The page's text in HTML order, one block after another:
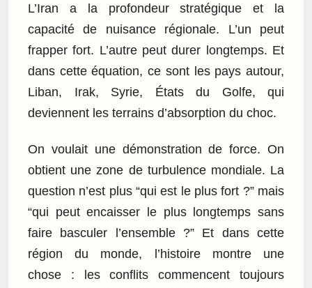
L’Iran a la profondeur stratégique et la
capacité de nuisance régionale. L’un peut
frapper fort. L’autre peut durer longtemps. Et
dans cette équation, ce sont les pays autour,
Liban, Irak, Syrie, États du Golfe, qui
deviennent les terrains d’absorption du choc.
On voulait une démonstration de force. On
obtient une zone de turbulence mondiale. La
question n’est plus “qui est le plus fort ?” mais
“qui peut encaisser le plus longtemps sans
faire basculer l’ensemble ?” Et dans cette
région du monde, l’histoire montre une
chose : les conflits commencent toujours